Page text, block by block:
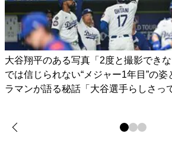
大谷翔平のある写真「2度と撮影でき
では信じられない“メジャー1年目”の姿
ラマンが語る秘話「大谷選手らしさっ